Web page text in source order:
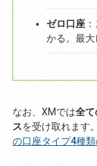
ゼロ口座：
かる。最
なお、XMでは全
スを受け取れます
の口座タイプ4種